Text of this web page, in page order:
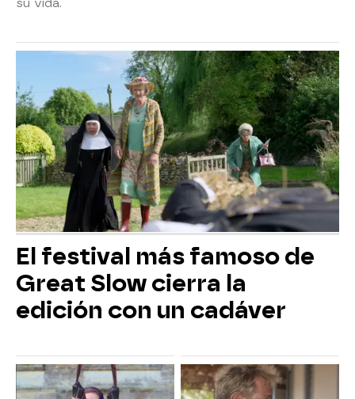
su vida.
El festival más famoso de
Great Slow cierra la
edición con un cadáver